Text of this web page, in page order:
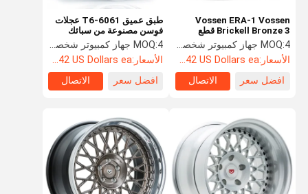
طبق عميق 6061-T6 عجلات
فوسن مصنوعة من سبائك
الألومنيوم VWS 3 بخمسة
قضبان
MOQ:4 جهاز كمبيوتر شخصى
الأسعار:Starting at $242 US Dollars ea
افضل سعر
الاتصال
Vossen ERA-1 Vossen
Brickell Bronze 3 قطع
الحافات من الدرجة الفضائية
MOQ:4 جهاز كمبيوتر شخصى
الأسعار:Starting at $242 US Dollars ea
افضل سعر
الاتصال